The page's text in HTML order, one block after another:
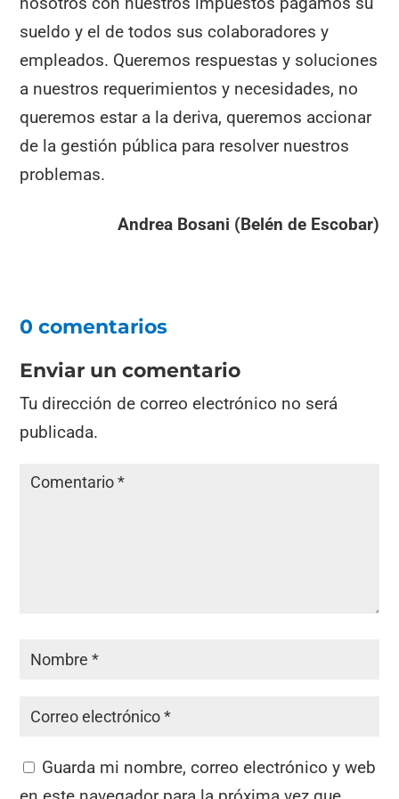
sueldo y el de todos sus colaboradores y
empleados. Queremos respuestas y soluciones
a nuestros requerimientos y necesidades, no
queremos estar a la deriva, queremos accionar
de la gestión pública para resolver nuestros
problemas.
Andrea Bosani (Belén de Escobar)
0 comentarios
Enviar un comentario
Tu dirección de correo electrónico no será
publicada.
Guarda mi nombre, correo electrónico y web